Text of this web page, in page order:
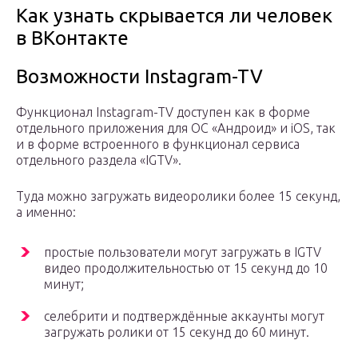
Как узнать скрывается ли человек
в ВКонтакте
Возможности Instagram-TV
Функционал Instagram-TV доступен как в форме
отдельного приложения для ОС «Андроид» и iOS, так
и в форме встроенного в функционал сервиса
отдельного раздела «IGTV».
Туда можно загружать видеоролики более 15 секунд,
а именно:
простые пользователи могут загружать в IGTV
видео продолжительностью от 15 секунд до 10
минут;
селебрити и подтверждённые аккаунты могут
загружать ролики от 15 секунд до 60 минут.